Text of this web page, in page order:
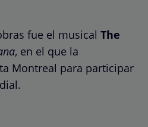
fue el musical The
, en el que la
Montreal para participar